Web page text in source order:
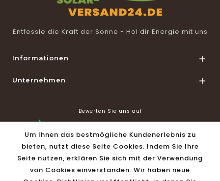
Entfessle die Kraft der Sonne - Hol dir Energie mit uns
Informationen 
Unternehmen 
Bewerten Sie uns auf
Shop Informationen
Um Ihnen das bestmögliche Kundenerlebnis zu
bieten, nutzt diese Seite Cookies. Indem Sie Ihre
Seite nutzen, erklären Sie sich mit der Verwendung
von Cookies einverstanden. Wir haben neue